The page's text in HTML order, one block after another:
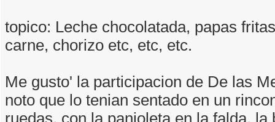
topico: Leche chocolatada, papas
carne, chorizo etc, etc, etc.
Me gusto' la participacion de De las
noto que lo tenian sentado en un
ruedas, con la panioleta en la falda, la